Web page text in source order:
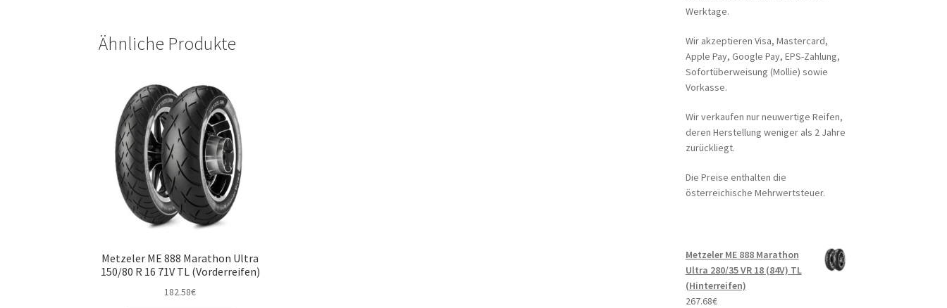
Ähnliche Produkte
Metzeler ME 888 Marathon Ultra
150/80 R 16 71V TL (Vorderreifen)
182.58€
Werktage.
Wir akzeptieren Visa, Mastercard,
Apple Pay, Google Pay, EPS-Zahlung,
Sofortüberweisung (Mollie) sowie
Vorkasse.
Wir verkaufen nur neuwertige Reifen,
deren Herstellung weniger als 2 Jahre
zurückliegt.
Die Preise enthalten die
österreichische Mehrwertsteuer.
Metzeler ME 888 Marathon
Ultra 280/35 VR 18 (84V) TL
(Hinterreifen)
267.68€